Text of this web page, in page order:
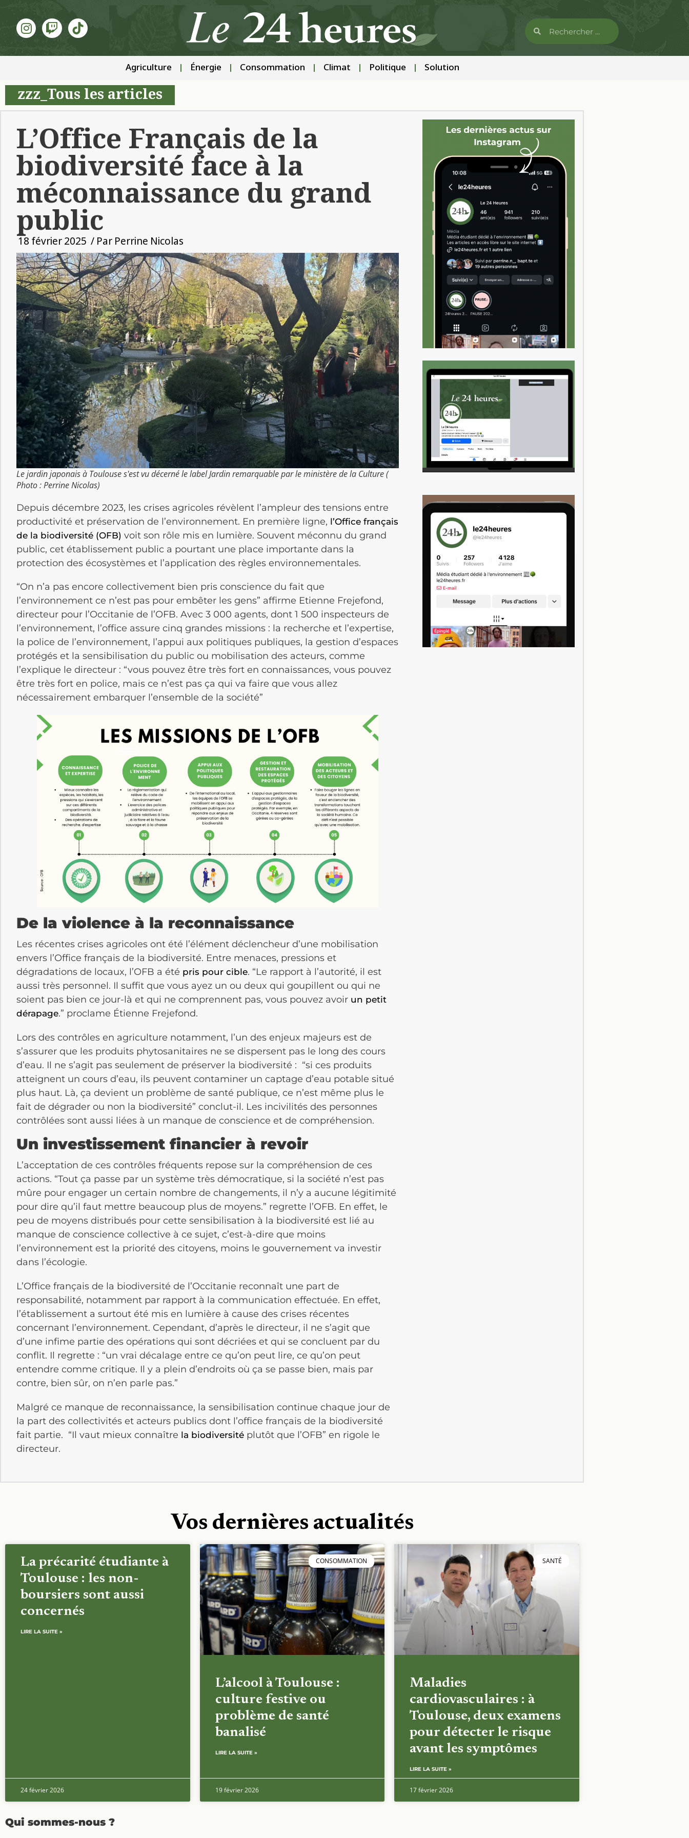
Agriculture Énergie Consommation Climat Politique Solution
zzz_Tous les articles
L’Office Français de la
biodiversité face à la
méconnaissance du grand
public
18 février 2025 / Par Perrine Nicolas
Le jardin japonais à Toulouse s'est vu décerné le label Jardin remarquable par le ministère de la Culture (
Photo : Perrine Nicolas)
Depuis décembre 2023, les crises agricoles révèlent l’ampleur des tensions entre
productivité et préservation de l’environnement. En première ligne, l’Office français
de la biodiversité (OFB) voit son rôle mis en lumière. Souvent méconnu du grand
public, cet établissement public a pourtant une place importante dans la
protection des écosystèmes et l’application des règles environnementales.
“On n’a pas encore collectivement bien pris conscience du fait que
l’environnement ce n’est pas pour embêter les gens” affirme Etienne Frejefond,
directeur pour l’Occitanie de l’OFB. Avec 3 000 agents, dont 1 500 inspecteurs de
l’environnement, l’office assure cinq grandes missions : la recherche et l’expertise,
la police de l’environnement, l’appui aux politiques publiques, la gestion d’espaces
protégés et la sensibilisation du public ou mobilisation des acteurs, comme
l’explique le directeur : “vous pouvez être très fort en connaissances, vous pouvez
être très fort en police, mais ce n’est pas ça qui va faire que vous allez
nécessairement embarquer l’ensemble de la société”
De la violence à la reconnaissance
Les récentes crises agricoles ont été l’élément déclencheur d’une mobilisation
envers l’Office français de la biodiversité. Entre menaces, pressions et
dégradations de locaux, l’OFB a été pris pour cible. “Le rapport à l’autorité, il est
aussi très personnel. Il suffit que vous ayez un ou deux qui goupillent ou qui ne
soient pas bien ce jour-là et qui ne comprennent pas, vous pouvez avoir un petit
dérapage.” proclame Étienne Frejefond.
Lors des contrôles en agriculture notamment, l’un des enjeux majeurs est de
s’assurer que les produits phytosanitaires ne se dispersent pas le long des cours
d’eau. Il ne s’agit pas seulement de préserver la biodiversité : “si ces produits
atteignent un cours d’eau, ils peuvent contaminer un captage d’eau potable situé
plus haut. Là, ça devient un problème de santé publique, ce n’est même plus le
fait de dégrader ou non la biodiversité” conclut-il. Les incivilités des personnes
contrôlées sont aussi liées à un manque de conscience et de compréhension.
Un investissement financier à revoir
L’acceptation de ces contrôles fréquents repose sur la compréhension de ces
actions. “Tout ça passe par un système très démocratique, si la société n’est pas
mûre pour engager un certain nombre de changements, il n’y a aucune légitimité
pour dire qu’il faut mettre beaucoup plus de moyens.” regrette l’OFB. En effet, le
peu de moyens distribués pour cette sensibilisation à la biodiversité est lié au
manque de conscience collective à ce sujet, c’est-à-dire que moins
l’environnement est la priorité des citoyens, moins le gouvernement va investir
dans l’écologie.
L’Office français de la biodiversité de l’Occitanie reconnaît une part de
responsabilité, notamment par rapport à la communication effectuée. En effet,
l’établissement a surtout été mis en lumière à cause des crises récentes
concernant l’environnement. Cependant, d’après le directeur, il ne s’agit que
d’une infime partie des opérations qui sont décriées et qui se concluent par du
conflit. Il regrette : “un vrai décalage entre ce qu’on peut lire, ce qu’on peut
entendre comme critique. Il y a plein d’endroits où ça se passe bien, mais par
contre, bien sûr, on n’en parle pas.”
Malgré ce manque de reconnaissance, la sensibilisation continue chaque jour de
la part des collectivités et acteurs publics dont l’office français de la biodiversité
fait partie. “Il vaut mieux connaître la biodiversité plutôt que l’OFB” en rigole le
directeur.
Vos dernières actualités
La précarité étudiante à
Toulouse : les non-
boursiers sont aussi
concernés
LIRE LA SUITE »
24 février 2026
CONSOMMATION
L’alcool à Toulouse :
culture festive ou
problème de santé
banalisé
LIRE LA SUITE »
19 février 2026
SANTÉ
Maladies
cardiovasculaires : à
Toulouse, deux examens
pour détecter le risque
avant les symptômes
LIRE LA SUITE »
17 février 2026
Qui sommes-nous ?